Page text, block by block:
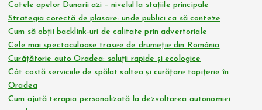
Cotele apelor Dunarii azi – nivelul la stațiile principale
Strategia corectă de plasare: unde publici ca să conteze
Cum să obții backlink-uri de calitate prin advertoriale
Cele mai spectaculoase trasee de drumeție din România
Curățătorie auto Oradea: soluții rapide și ecologice
Cât costă serviciile de spălat saltea și curățare tapițerie în
Oradea
Cum ajută terapia personalizată la dezvoltarea autonomiei